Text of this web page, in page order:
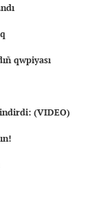
qwpiyası
(VIDEO)